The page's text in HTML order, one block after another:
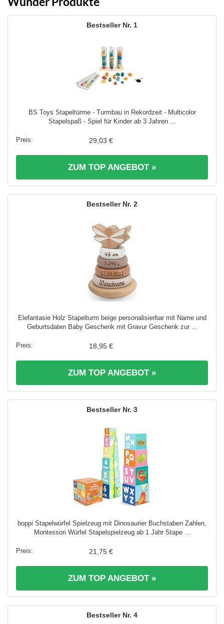
1
BS Toys Stapeltürme - Turmbau in Rekordzeit - Multicolor
Stapelspaß - Spiel für Kinder ab 3 Jahren ...
29,03 €
ZUM TOP ANGEBOT »
2
Elefantasie Holz Stapelturm beige personalisierbar mit Name und
Geburtsdaten Baby Geschenk mit Gravur Geschenk zur ...
18,95 €
ZUM TOP ANGEBOT »
3
boppi Stapelwürfel Spielzeug mit Dinosaurier Buchstaben Zahlen,
Montessori Würfel Stapelspielzeug ab 1 Jahr Stape ...
21,75 €
ZUM TOP ANGEBOT »
4